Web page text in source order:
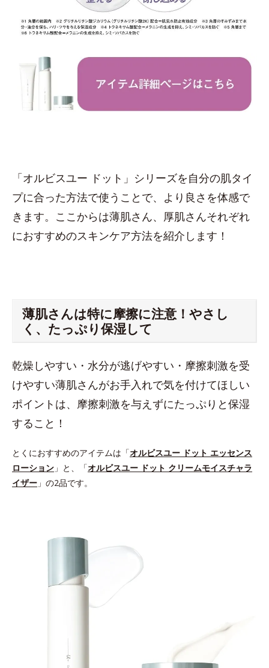
「オルビスユー ドット」シリーズを自分の肌タイ
プに合った方法で使うことで、より良さを体感で
きます。ここからは薄肌さん、厚肌さんそれぞれ
におすすめのスキンケア方法を紹介します！
薄肌さんは特に摩擦に注意！やさし
く、たっぷり保湿して
乾燥しやすい・水分が逃げやすい・摩擦刺激を受
けやすい薄肌さんがお手入れで気を付けてほしい
ポイントは、摩擦刺激を与えずにたっぷりと保湿
すること！
とくにおすすめのアイテムは「オルビスユー ドット エッセンス
ローション 」と、「オルビスユー ドット クリームモイスチャラ
イザー 」の2品です。